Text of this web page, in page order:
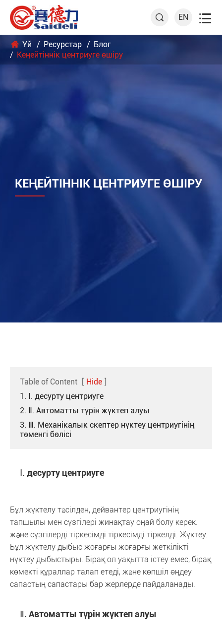
 EN 
Үй Ресурстар
Блог
Кеңейтіннік центриуге өшіру
КЕҢЕЙТІННІК ЦЕНТРИУГЕ ӨШІРУ
Table of Content [ Hide ]
1. Ⅰ. десурту центриуге
2. Ⅱ. Автоматты түрін жүктеп алуы
3. Ⅲ. Механікалык скептер нүктеу центриугінің
төменгі бөлісі
Ⅰ. десурту центриуге
Бұл жүктелу тәсілден, дейвантер центриугінің
тапшылы мен сүзгілері жинақтау оңай болу керек.
және сүзгілерді тіркесімді тіркесімді тіркелді. Жүктеу.
Бұл жүктелу дыбыс жоғарғы жоғарғы жеткілікті
нүктеу дыбыстыры. Бірақ ол уақытта істеу емес, бірақ
көмекті құраллар талап етеді, және көпшіл өңдеу
сапастың сапастары бар жерлерде пайдаланады.
Ⅱ. Автоматты түрін жүктеп алуы